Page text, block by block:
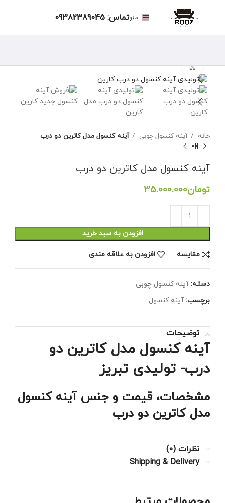
منوتماس: 09382389045
برای بزرگنمایی کلیک کنید
خانه آینه کنسول چوبی آینه کنسول مدل کاترین دو درب
آینه کنسول مدل کاترین دو درب
تومان
افزودن به سبد خرید
مقايسه افزودن به علاقه مندی
دسته: آینه کنسول چوبی
برچسب: آینه کنسول
توضیحات
آینه کنسول مدل کاترین دو
درب- تولیدی تبریز
مشخصات، قیمت و جنس آینه کنسول
مدل کاترین دو درب
نظرات (0)
Shipping & Delivery